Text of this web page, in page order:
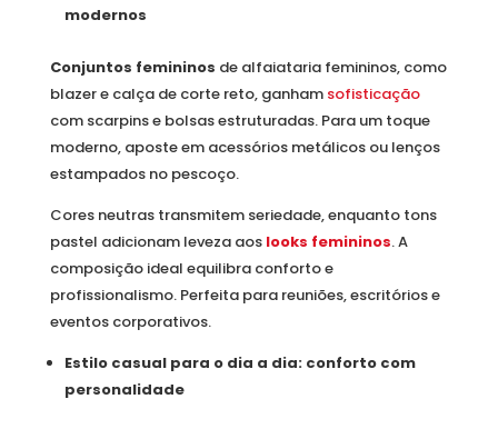
modernos
Conjuntos femininos de alfaiataria femininos, como
blazer e calça de corte reto, ganham sofisticação
com scarpins e bolsas estruturadas. Para um toque
moderno, aposte em acessórios metálicos ou lenços
estampados no pescoço.
Cores neutras transmitem seriedade, enquanto tons
pastel adicionam leveza aos looks femininos. A
composição ideal equilibra conforto e
profissionalismo. Perfeita para reuniões, escritórios e
eventos corporativos.
Estilo casual para o dia a dia: conforto com
personalidade